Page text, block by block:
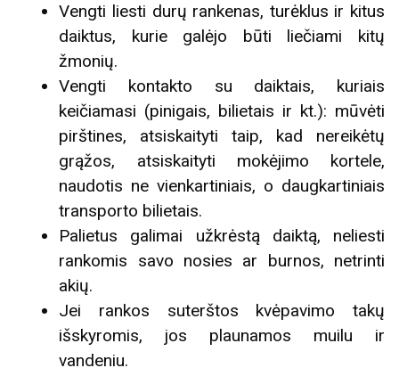
Vengti liesti durų rankenas, turėklus ir kitus
daiktus, kurie galėjo būti liečiami kitų
žmonių.
Vengti kontakto su daiktais, kuriais
keičiamasi (pinigais, bilietais ir kt.): mūvėti
pirštines, atsiskaityti taip, kad nereikėtų
grąžos, atsiskaityti mokėjimo kortele,
naudotis ne vienkartiniais, o daugkartiniais
transporto bilietais.
Palietus galimai užkrėstą daiktą, neliesti
rankomis savo nosies ar burnos, netrinti
akių.
Jei rankos suterštos kvėpavimo takų
išskyromis, jos plaunamos muilu ir
vandeniu.